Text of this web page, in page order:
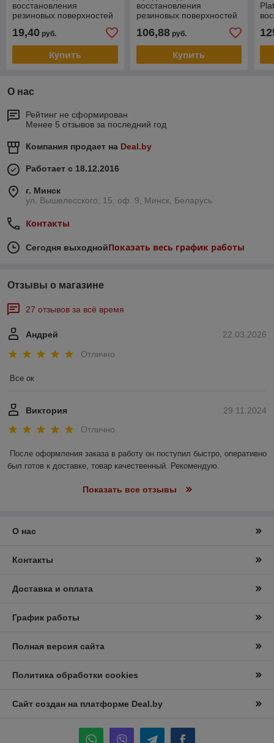
восстановления
резиновых поверхностей
100мл, DGP54433
19,40 руб.
Купить
восстановления
резиновых поверхностей
Platenclene (Printeria), 1л,
DGP54434
106,88руб.
Купить
1
О нас
Рейтинг не сформирован
Менее 5 отзывов за последний год
Компания продает на Deal.by
Работает с 18.12.2016
г. Минск
ул. Вышелесского, 15, оф. 9, Минск, Беларусь
Контакты
Сегодня выходнойПоказать весь график работы
Отзывы о магазине
27 отзывов за всё время
22.03.2026
Андрей
Отлично
Все ок
29.11.2024
Виктория
Отлично
После оформления заказа в работу он поступил быстро, оперативно
был готов к доставке, товар качественный. Рекомендую.
Показать все отзывы
О нас
Контакты
Доставка и оплата
График работы
Полная версия сайта
Политика обработки cookies
Сайт создан на платформе Deal.by